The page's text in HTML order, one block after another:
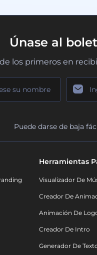
Únase al
los primeros en
Puede darse de baja
Herramientas
Visualizador De
Creador De
Animación De
Creador De Intro
Generador De